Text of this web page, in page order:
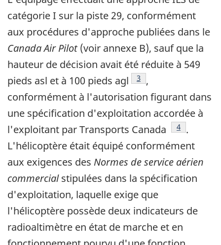
catégorie I sur la piste 29, conformément
aux procédures d'approche publiées dans le
Canada Air Pilot(voir annexe B), sauf que la
hauteur de décision avait été réduite à 549
pieds asl et à 100 pieds agl
Footnote
3 ,
conformément à l'autorisation figurant dans
une spécification d'exploitation accordée à
l'exploitant par Transports Canada
Footnote
4 .
L'hélicoptère était équipé conformément
aux exigences des Normes de service aérien
commercialstipulées dans la spécification
d'exploitation, laquelle exige que
l'hélicoptère possède deux indicateurs de
radioaltimètre en état de marche et en